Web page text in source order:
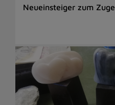
Neueinsteiger zum Zuge